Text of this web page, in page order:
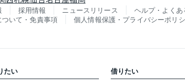
採用情報 ニュースリリース ヘルプ・よくあ
いて・免責事項
個人情報保護・プライバシーポリ
たい 借りたい